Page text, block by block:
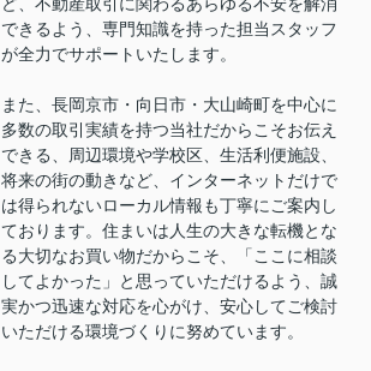
できるよう、専門知識を持った担当スタッフ
が全力でサポートいたします。
また、長岡京市・向日市・大山崎町を中心に
多数の取引実績を持つ当社だからこそお伝え
できる、周辺環境や学校区、生活利便施設、
将来の街の動きなど、インターネットだけで
は得られないローカル情報も丁寧にご案内し
ております。住まいは人生の大きな転機とな
る大切なお買い物だからこそ、「ここに相談
してよかった」と思っていただけるよう、誠
実かつ迅速な対応を心がけ、安心してご検討
いただける環境づくりに努めています。